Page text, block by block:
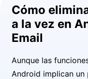
Cómo
a la vez en
Email
Aunque las
Android implican un